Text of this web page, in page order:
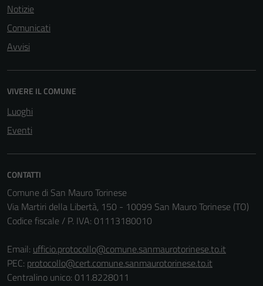
Notizie
Comunicati
Avvisi
VIVERE IL COMUNE
Luoghi
Eventi
CONTATTI
Comune di San Mauro Torinese
Via Martiri della Libertà, 150 - 10099 San Mauro Torinese (TO)
Codice fiscale / P. IVA: 01113180010
Email: ufficio.protocollo@comune.sanmaurotorinese.to.it
PEC: protocollo@cert.comune.sanmaurotorinese.to.it
Centralino unico: 011.8228011
Questi cookie
sono necessari